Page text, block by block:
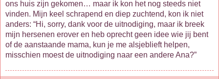
ons huis zijn gekomen… maar ik kon het nog steeds niet
vinden. Mijn keel schrapend en diep zuchtend, kon ik niet
anders: “Hi, sorry, dank voor de uitnodiging, maar ik breek
mijn hersenen erover en heb oprecht geen idee wie jij bent
of de aanstaande mama, kun je me alsjeblieft helpen,
misschien moest de uitnodiging naar een andere Ana?”